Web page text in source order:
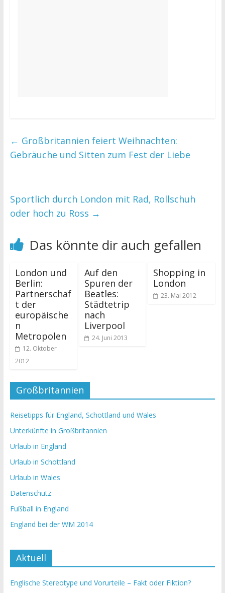
← Großbritannien feiert Weihnachten:
Gebräuche und Sitten zum Fest der Liebe
Sportlich durch London mit Rad, Rollschuh
oder hoch zu Ross →
Das könnte dir auch gefallen
London und
Berlin:
Partnerschaf
t der
europäische
n
Metropolen
12. Oktober
2012
Auf den
Spuren der
Beatles:
Städtetrip
nach
Liverpool
24. Juni 2013
Shopping in
London
23. Mai 2012
Großbritannien
Reisetipps für England, Schottland und Wales
Unterkünfte in Großbritannien
Urlaub in England
Urlaub in Schottland
Urlaub in Wales
Datenschutz
Fußball in England
England bei der WM 2014
Aktuell
Englische Stereotype und Vorurteile – Fakt oder Fiktion?